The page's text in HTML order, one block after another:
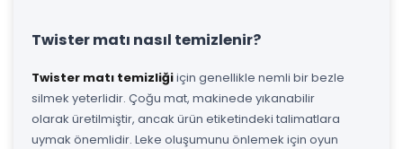
Twister matı nasıl temizlenir?
Twister matı temizliğiiçin genellikle nemli bir bezle
silmek yeterlidir. Çoğu mat, makinede yıkanabilir
olarak üretilmiştir, ancak ürün etiketindeki talimatlara
uymak önemlidir. Leke oluşumunu önlemek için oyun